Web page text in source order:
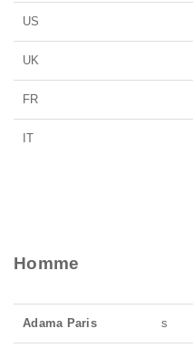
g
t
o
US
UK
FR
IT
Homme
Adama Paris s